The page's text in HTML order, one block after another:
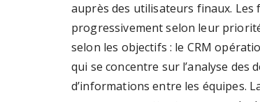
auprès des utilisateurs finaux.
progressivement selon leur
selon les objectifs : le CRM
qui se concentre sur l’analyse
d’informations entre les équipes.